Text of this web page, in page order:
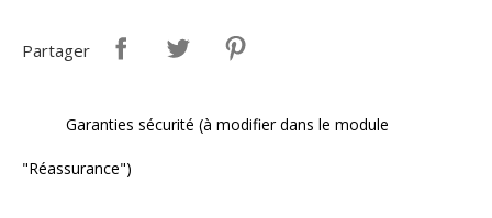
Partager
Garanties sécurité (à modifier dans le module
"Réassurance")